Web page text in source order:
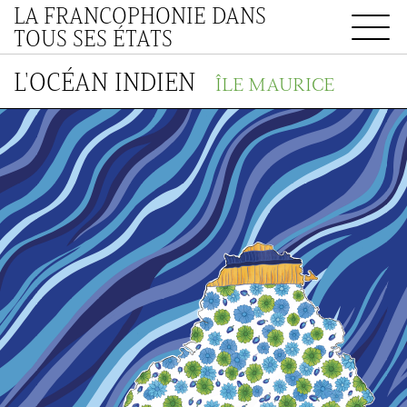
LA FRANCOPHONIE DANS
TOUS SES ÉTATS
L'OCÉAN INDIEN ÎLE MAURICE